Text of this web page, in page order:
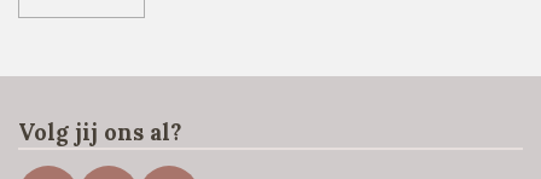
Volg jij ons al?